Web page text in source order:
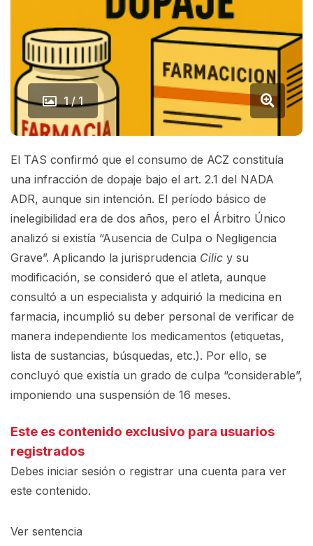
1 / 1
El TAS confirmó que el consumo de ACZ constituía
una infracción de dopaje bajo el art. 2.1 del NADA
ADR, aunque sin intención. El período básico de
inelegibilidad era de dos años, pero el Árbitro Único
analizó si existía “Ausencia de Culpa o Negligencia
Grave”. Aplicando la jurisprudencia Cilic y su
modificación, se consideró que el atleta, aunque
consultó a un especialista y adquirió la medicina en
farmacia, incumplió su deber personal de verificar de
manera independiente los medicamentos (etiquetas,
lista de sustancias, búsquedas, etc.). Por ello, se
concluyó que existía un grado de culpa “considerable”,
imponiendo una suspensión de 16 meses.
Este es contenido exclusivo para usuarios
registrados
Debes iniciar sesión o registrar una cuenta para ver
este contenido.
Ver sentencia